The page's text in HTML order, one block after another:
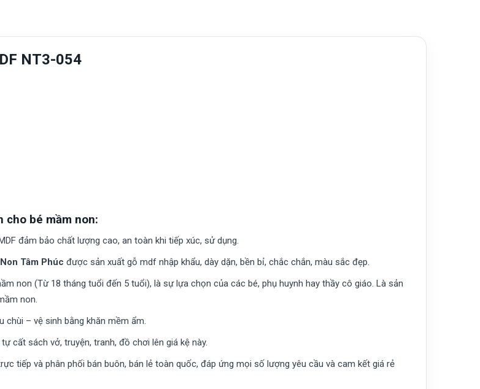
NT3-054
cho bé mầm non:
đảm bảo chất lượng cao, an toàn khi tiếp xúc, sử dụng.
Tâm Phúc được sản xuất gỗ mdf nhập khẩu, dày dặn, bền bỉ, chắc chắn, màu sắc đẹp.
non (Từ 18 tháng tuổi đến 5 tuổi), là sự lựa chọn của các bé, phụ huynh hay thầy cô giáo. Là sản
non.
chùi – vệ sinh bằng khăn mềm ẩm.
cất sách vở, truyện, tranh, đồ chơi lên giá kệ này.
tiếp và phân phối bán buôn, bán lẻ toàn quốc, đáp ứng mọi số lượng yêu cầu và cam kết giá rẻ